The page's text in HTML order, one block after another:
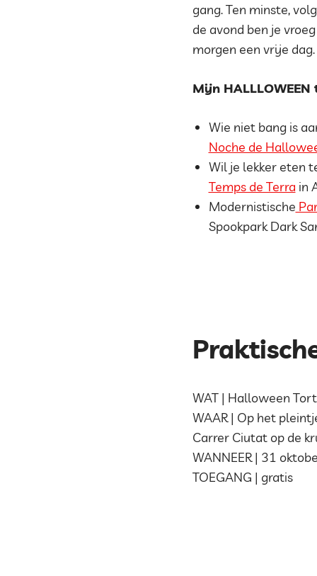
gang. Ten minste,
de avond ben je
morgen een vrije dag.
Mijn
Wie niet bang is
Noche de
Wil je lekker eten
Temps de Terra in
Modernistische
Spookpark Dark
WAT | Halloween
WAAR | Op het
Carrer Ciutat op de
WANNEER | 31
TOEGANG | gratis